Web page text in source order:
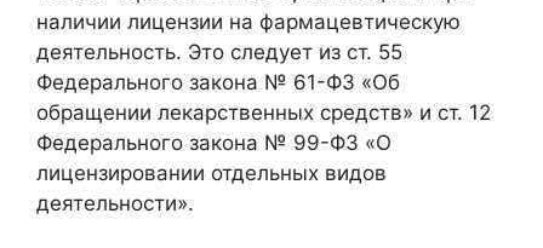
наличии лицензии на фармацевтическую
деятельность. Это следует из ст. 55
Федерального закона № 61-ФЗ «Об
обращении лекарственных средств» и ст. 12
Федерального закона № 99-ФЗ «О
лицензировании отдельных видов
деятельности».